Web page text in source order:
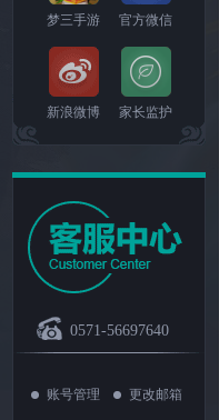
梦三手游 官方微信
新浪微博 家长监护
0571-56697640
账号管理 更改邮箱